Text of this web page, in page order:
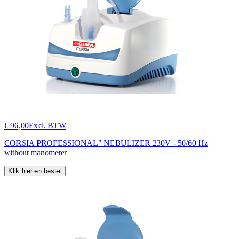
€ 96,00Excl. BTW
CORSIA PROFESSIONAL" NEBULIZER 230V - 50/60 Hz
without manometer
Klik hier en bestel